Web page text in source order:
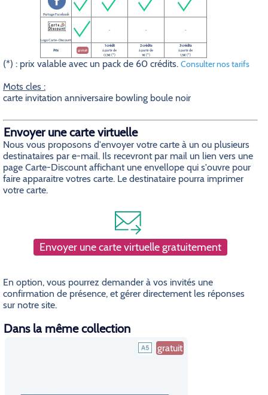
Partage Facebook
Logo Carte-Discount
- - -
Prix gratuit
1 crédit
à partir de
0,5€ (*)
2 crédits
à partir de
1€ (*)
3 crédits
à partir de
1,5€ (*)
(*) : prix valable avec un pack de 60 crédits. Consulter nos tarifs
Mots cles :
carte invitation anniversaire bowling boule noir
Envoyer une carte virtuelle
Nous vous proposons d'envoyer votre carte à un ou plusieurs
destinataires par e-mail. Ils recevront par mail un lien vers une
page Carte-Discount affichant une envellope qui s'ouvre pour
faire apparaitre votres carte. Le destinataire pourra imprimer
votre carte.
Envoyer une carte virtuelle gratuitement
En option, vous pourrez demander à vos invités une
confirmation de présence, et gérer directement les réponses
sur notre site.
Dans la même collection
gratuit